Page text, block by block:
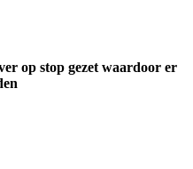
op stop gezet waardoor er